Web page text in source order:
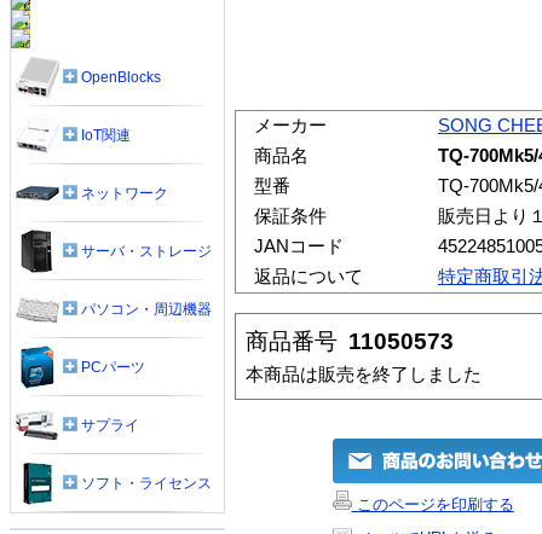
メーカー
SONG
商品名
TQ-700Mk5/
型番
TQ-700Mk5/
保証条件
販売日より
JANコード
返品について
特定商取引
商品番号 11050573
本商品は販売を終了しました
このページを印刷する
OpenBlocks
IoT関連
ネットワーク
サーバ・ストレージ
パソコン・周辺機器
PCパーツ
サプライ
ソフト・ライセンス